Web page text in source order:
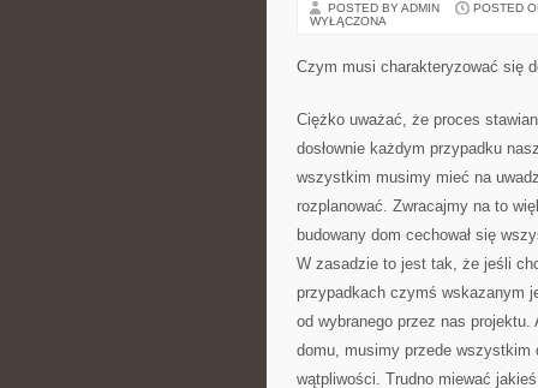
POSTED BY ADMIN POSTED
WYŁĄCZONA
Czym musi charakteryzować się
Ciężko uważać, że proces
dosłownie każdym przypadku
wszystkim musimy mieć na
rozplanować. Zwracajmy na to
budowany dom cechował się
W zasadzie to jest tak, że jeśli
przypadkach czymś wskazanym
od wybranego przez nas
domu, musimy przede wszystkim
wątpliwości. Trudno miewać